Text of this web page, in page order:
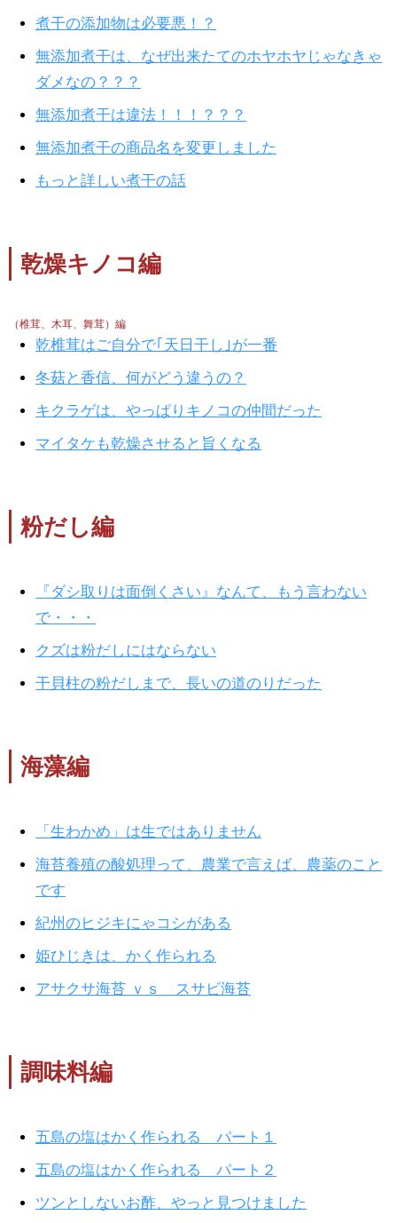
煮干の添加物は必要悪！？
無添加煮干は、なぜ出来たてのホヤホヤじゃなきゃ
ダメなの？？？
無添加煮干は違法！！！？？？
無添加煮干の商品名を変更しました
もっと詳しい煮干の話
乾燥キノコ編
（椎茸、木耳、舞茸）編
乾椎茸はご自分で｢天日干し｣が一番
冬菇と香信、何がどう違うの？
キクラゲは、やっぱりキノコの仲間だった
マイタケも乾燥させると旨くなる
粉だし編
『ダシ取りは面倒くさい』なんて、もう言わない
で・・・
クズは粉だしにはならない
干貝柱の粉だしまで、長いの道のりだった
海藻編
「生わかめ」は生ではありません
海苔養殖の酸処理って、農業で言えば、農薬のこと
です
紀州のヒジキにゃコシがある
姫ひじきは、かく作られる
アサクサ海苔 ｖｓ スサビ海苔
調味料編
五島の塩はかく作られる パート１
五島の塩はかく作られる パート２
ツンとしないお酢、やっと見つけました